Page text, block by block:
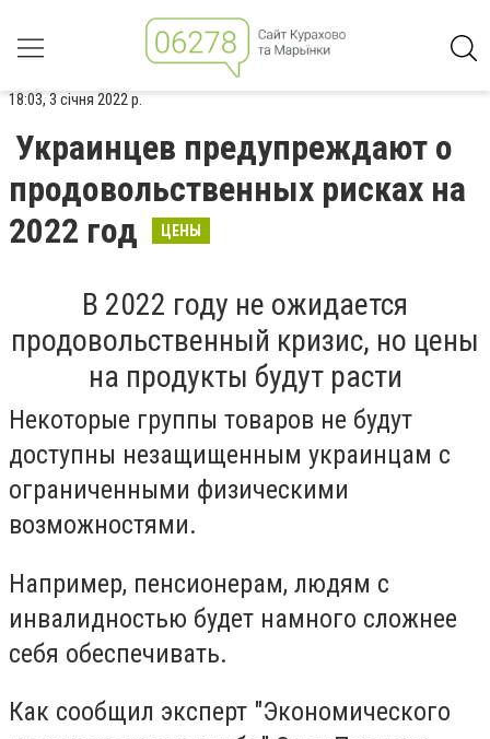
18:03, 3 січня 2022 р.
Украинцев предупреждают о
продовольственных рисках на
2022 год
ЦЕНЫ
В 2022 году не ожидается
продовольственный кризис, но цены
на продукты будут расти
Некоторые группы товаров не будут
доступны незащищенным украинцам с
ограниченными физическими
возможностями.
Например, пенсионерам, людям с
инвалидностью будет намного сложнее
себя обеспечивать.
Как сообщил эксперт "Экономического